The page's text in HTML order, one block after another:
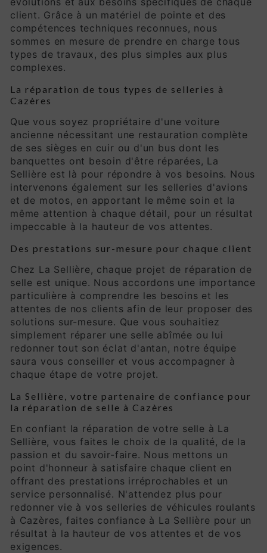
client. Grâce à un matériel de pointe et des
compétences techniques reconnues, nous
sommes en mesure de prendre en charge tous
types de travaux, des plus simples aux plus
complexes.
La réparation de tous types de selleries à
Cazères
Que vous soyez propriétaire d'une voiture
ancienne nécessitant une restauration complète
de ses sièges en cuir ou d'un bus dont les
banquettes ont besoin d'être réparées, La
Sellière est là pour répondre à vos besoins. Nous
intervenons également sur les selleries d'avions
et de motos, en apportant le même soin et la
même attention à chaque détail, pour un résultat
impeccable à la hauteur de vos attentes.
Des prestations sur-mesure pour chaque client
Chez La Sellière, chaque projet de réparation de
selle est unique. Nous accordons une importance
particulière à comprendre les besoins et les
attentes de nos clients afin de leur proposer des
solutions sur-mesure. Que vous souhaitiez
simplement réparer une selle abîmée ou lui
redonner tout son éclat d'antan, notre équipe
saura vous conseiller et vous accompagner à
chaque étape de votre projet.
La Sellière, votre partenaire de confiance pour
la réparation de selle à Cazères
En confiant la réparation de votre selle à La
Sellière, vous faites le choix de la qualité, de la
passion et du savoir-faire. Nous mettons un
point d'honneur à satisfaire chaque client en
offrant des prestations irréprochables et un
service personnalisé. N'attendez plus pour
redonner vie à vos selleries de véhicules roulants
à Cazères, faites confiance à La Sellière pour un
résultat à la hauteur de vos attentes et de vos
exigences.